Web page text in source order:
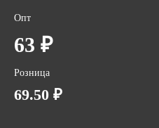
240
Вес за ед,кг
Объем упаковки,м3
Опт
63 ₽
Розница
69.50 ₽